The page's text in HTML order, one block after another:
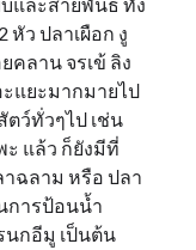
หัว ปลาเผือก งู
คลาน จรเข้ ลิง
ะแยะมากมายไป
ว์ทั่วๆไป เช่น
ะ แล้ว ก็ยังมีที่
ฉลาม หรือ ปลา
การป้อนน้ำ
นกอีมู เป็นต้น